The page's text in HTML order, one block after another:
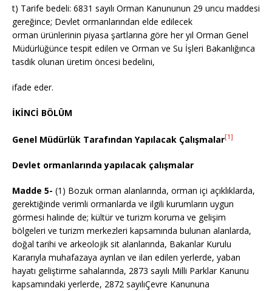
t) Tarife bedeli: 6831 sayılı Orman Kanununun 29 uncu maddesi
gereğince; Devlet ormanlarından elde edilecek
orman ürünlerinin piyasa şartlarına göre her yıl Orman Genel
Müdürlüğünce tespit edilen ve Orman ve Su İşleri Bakanlığınca
tasdik olunan üretim öncesi bedelini,
ifade eder.
İKİNCİ BÖLÜM
Genel Müdürlük Tarafından Yapılacak Çalışmalar[1]
Devlet ormanlarında yapılacak çalışmalar
Madde 5- (1) Bozuk orman alanlarında, orman içi açıklıklarda,
gerektiğinde verimli ormanlarda ve ilgili kurumların uygun
görmesi halinde de; kültür ve turizm koruma ve gelişim
bölgeleri ve turizm merkezleri kapsamında bulunan alanlarda,
doğal tarihi ve arkeolojik sit alanlarında, Bakanlar Kurulu
Kararıyla muhafazaya ayrılan ve ilan edilen yerlerde, yaban
hayatı geliştirme sahalarında, 2873 sayılı Milli Parklar Kanunu
kapsamındaki yerlerde, 2872 sayılıÇevre Kanununa